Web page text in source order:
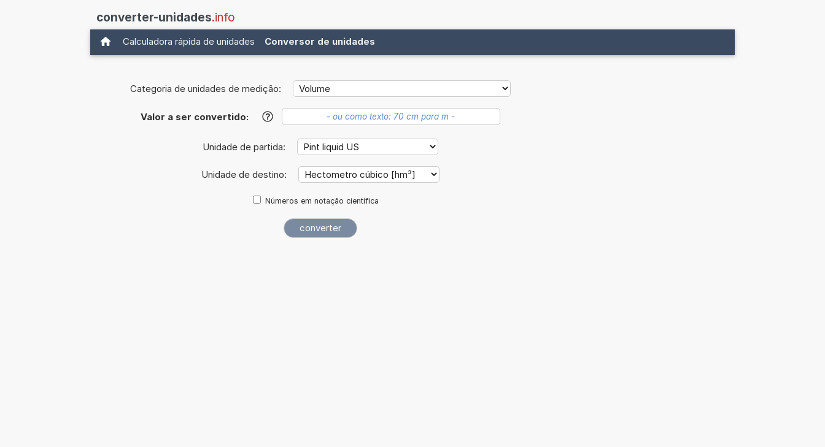
converter-unidades.info
Calculadora rápida de unidades Conversor de unidades
Categoria de unidades de medição:
Valor a ser convertido: ?
Unidade de partida:
Unidade de destino:
Números em notação científica